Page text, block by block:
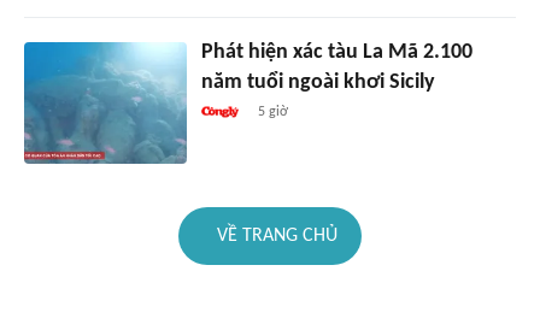
Phát hiện xác tàu La Mã 2.100
năm tuổi ngoài khơi Sicily
5 giờ
VỀ TRANG CHỦ